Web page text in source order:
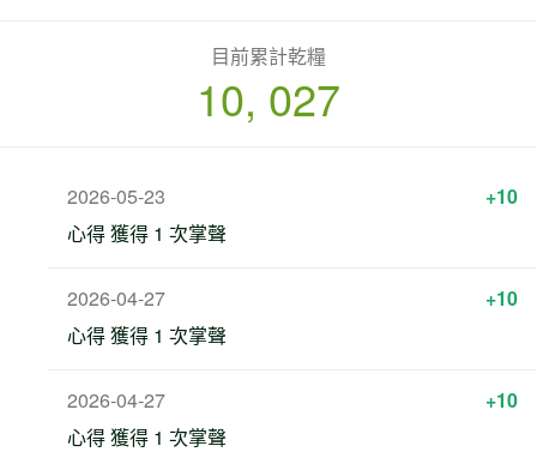
目前累計乾糧
10, 027
2026-05-23
+10
心得 獲得 1 次掌聲
2026-04-27
+10
心得 獲得 1 次掌聲
2026-04-27
+10
心得 獲得 1 次掌聲